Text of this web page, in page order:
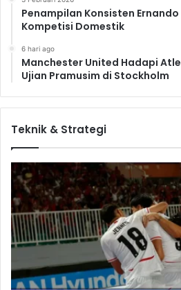
Penampilan Konsisten Ernando
Kompetisi Domestik
6 hari ago
Manchester United Hadapi
Ujian Pramusim di Stockholm
Teknik & Strategi